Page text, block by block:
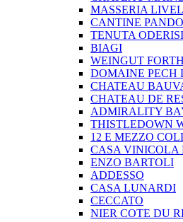
MASSERIA
CANTINE
TENUTA
BIAGI
WEINGUT
DOMAINE PECH
CHATEAU
CHATEAU DE
ADMIRALITY
THISTLEDOWN
12 E MEZZO
CASA VINICOLA
ENZO BARTOLI
ADDESSO
CASA LUNARDI
CECCATO
NIER COTE DU